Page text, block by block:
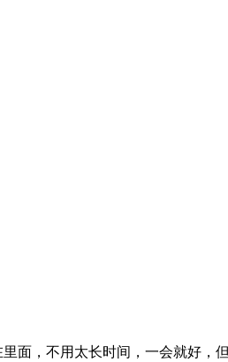
面，不用太长时间，一会就好